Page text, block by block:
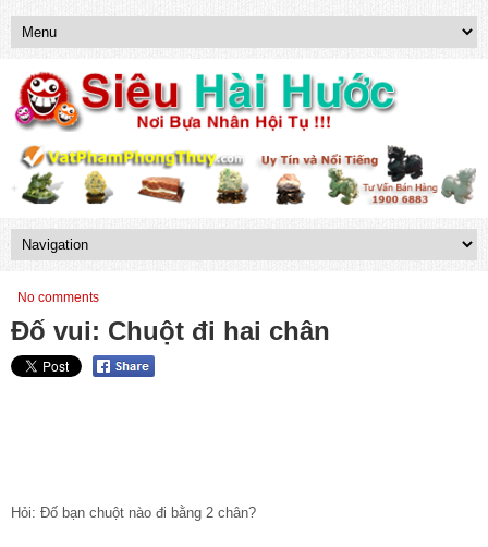
No comments
Đố vui: Chuột đi hai chân
Hỏi: Đố bạn chuột nào đi bằng 2 chân?